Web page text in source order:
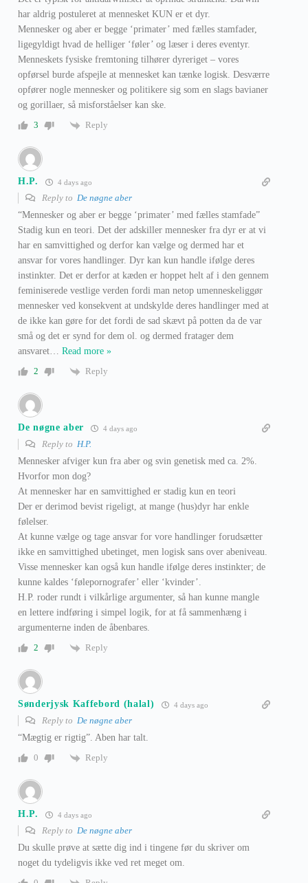
har aldrig postuleret at mennesket KUN er et dyr.
Mennesker og aber er begge ‘primater’ med fælles stamfader,
ligegyldigt hvad de helliger ‘føler’ og læser i deres eventyr.
Menneskets fysiske fremtoning tilhører dyreriget – vores
opførsel burde afspejle at mennesket kan tænke logisk. Desværre
opfører nogle mennesker og politikere sig som en slags bavianer
og gorillaer, så misforståelser kan ske.
3
Reply
H.P. 4 days ago
Reply to De nøgne aber
“Mennesker og aber er begge ‘primater’ med fælles stamfade”
Stadig kun en teori. Det der adskiller mennesker fra dyr er at vi
har en samvittighed og derfor kan vælge og dermed har et
ansvar for vores handlinger. Dyr kan kun handle ifølge deres
instinkter. Det er derfor at kæden er hoppet helt af i den gennem
feminiserede vestlige verden fordi man netop umenneskeliggør
mennesker ved konsekvent at undskylde deres handlinger med at
de ikke kan gøre for det fordi de sad skævt på potten da de var
små og det er synd for dem ol. og dermed fratager dem
ansvaret
Read more »
2
Reply
De nøgne aber 4 days ago
Reply to H.P.
Mennesker afviger kun fra aber og svin genetisk med ca. 2%.
Hvorfor mon dog?
At mennesker har en samvittighed er stadig kun en teori
Der er derimod bevist rigeligt, at mange (hus)dyr har enkle
følelser.
At kunne vælge og tage ansvar for vore handlinger forudsætter
ikke en samvittighed ubetinget, men logisk sans over abeniveau.
Visse mennesker kan også kun handle ifølge deres instinkter; de
kunne kaldes ‘følepornografer’ eller ‘kvinder’.
H.P. roder rundt i vilkårlige argumenter, så han kunne mangle
en lettere indføring i simpel logik, for at få sammenhæng i
argumenterne inden de åbenbares.
2
Reply
Sønderjysk Kaffebord (halal) 4 days ago
Reply to De nøgne aber
“Mægtig er rigtig”. Aben har talt.
0
Reply
H.P. 4 days ago
Reply to De nøgne aber
Du skulle prøve at sætte dig ind i tingene før du skriver om
noget du tydeligvis ikke ved ret meget om.